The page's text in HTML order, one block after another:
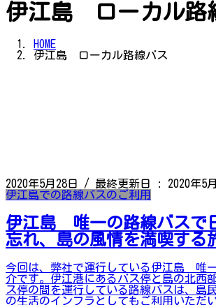
伊江島 ローカル路
HOME
伊江島 ローカル路線バス
2020年5月28日 / 最終更新日 : 2020年5
伊江島での路線バスのご利用
伊江島 唯一の路線バスで
忘れ、島の風情を満喫する
今回は、弊社で運行している伊江島 唯
介です。伊江港にあるバス停と島の北西
ス停の間を運行している路線バスは、島
の生活のインフラとしてもご利用いただ